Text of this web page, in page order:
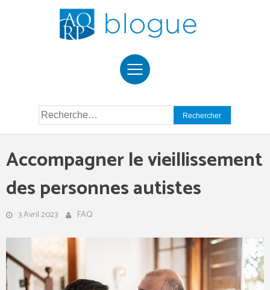
Rechercher :
Accompagner le vieillissement
des personnes autistes
3 Avril 2023 FAQ